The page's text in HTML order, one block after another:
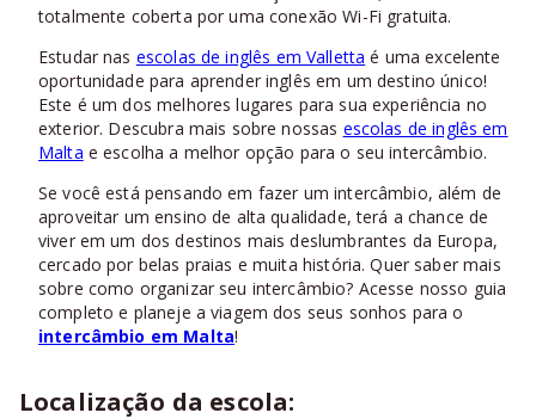
totalmente coberta por uma conexão Wi-Fi gratuita.
Estudar nas escolas de inglês em Valletta é uma excelente
oportunidade para aprender inglês em um destino único!
Este é um dos melhores lugares para sua experiência no
exterior. Descubra mais sobre nossas escolas de inglês em
Malta e escolha a melhor opção para o seu intercâmbio.
Se você está pensando em fazer um intercâmbio, além de
aproveitar um ensino de alta qualidade, terá a chance de
viver em um dos destinos mais deslumbrantes da Europa,
cercado por belas praias e muita história. Quer saber mais
sobre como organizar seu intercâmbio? Acesse nosso guia
completo e planeje a viagem dos seus sonhos para o
intercâmbio em Malta!
Localização da escola: